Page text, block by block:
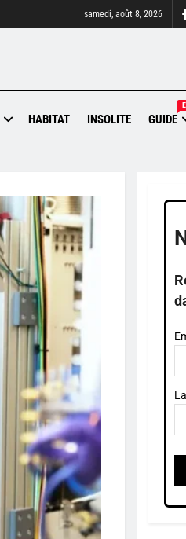
samedi, août 8, 2026
HABITAT INSOLITE GUIDE